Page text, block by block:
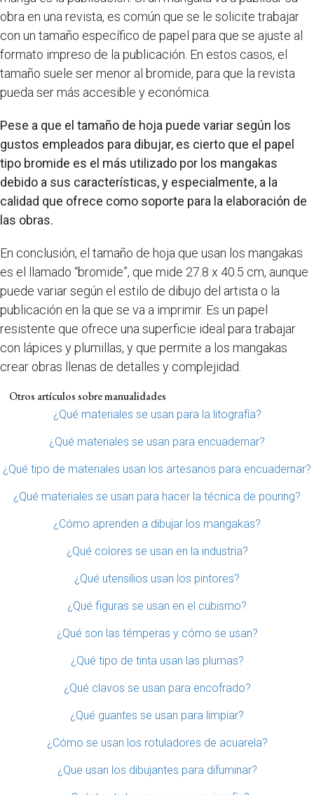
obra en una revista, es común que se le solicite trabajar
con un tamaño específico de papel para que se ajuste al
formato impreso de la publicación. En estos casos, el
tamaño suele ser menor al bromide, para que la revista
pueda ser más accesible y económica.
Pese a que el tamaño de hoja puede variar según los
gustos empleados para dibujar, es cierto que el papel
tipo bromide es el más utilizado por los mangakas
debido a sus características, y especialmente, a la
calidad que ofrece como soporte para la elaboración de
las obras.
En conclusión, el tamaño de hoja que usan los mangakas
es el llamado “bromide”, que mide 27.8 x 40.5 cm, aunque
puede variar según el estilo de dibujo del artista o la
publicación en la que se va a imprimir. Es un papel
resistente que ofrece una superficie ideal para trabajar
con lápices y plumillas, y que permite a los mangakas
crear obras llenas de detalles y complejidad.
Otros artículos sobre manualidades
¿Qué materiales se usan para la litografía?
¿Qué materiales se usan para encuadernar?
¿Qué tipo de materiales usan los artesanos para encuadernar?
¿Qué materiales se usan para hacer la técnica de pouring?
¿Cómo aprenden a dibujar los mangakas?
¿Qué colores se usan en la industria?
¿Qué utensilios usan los pintores?
¿Qué figuras se usan en el cubismo?
¿Qué son las témperas y cómo se usan?
¿Qué tipo de tinta usan las plumas?
¿Qué clavos se usan para encofrado?
¿Qué guantes se usan para limpiar?
¿Cómo se usan los rotuladores de acuarela?
¿Que usan los dibujantes para difuminar?